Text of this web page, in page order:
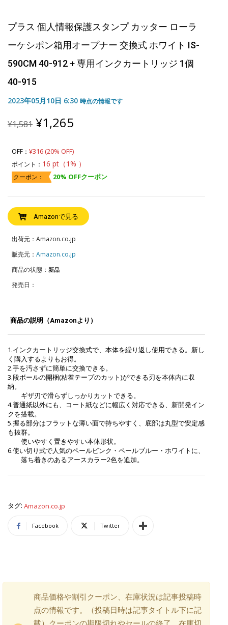
プラス 個人情報保護スタンプ カッター ローラ
ーケシポン箱用オープナー 交換式 ホワイト IS-
590CM 40-912 + 専用インクカートリッジ 1個
40-915
2023年05月10日 6:30 時点の情報です
¥1,581 Original
price
¥1,581.
¥1,265
¥1,265.
OFF： ¥316 (20% OFF)
ポイント： 16 pt（1% ）
クーポン： 20% OFFクーポン
Amazonで見る
出荷元：Amazon.co.jp
販売元： Amazon.co.jp
商品の状態： 新品
発売日：
商品の説明（Amazonより）
1.インクカートリッジ交換式で、本体を繰り返し使用できる。新し
く購入するよりもお得。
2.手を汚さずに簡単に交換できる。
3.段ボールの開梱(粘着テープのカット)ができる刃を本体内に収
納。
ギザ刃で滑らずしっかりカットできる。
4.普通紙以外にも、コート紙などに幅広く対応できる、新開発イン
クを搭載。
5.握る部分はフラットな薄い面で持ちやすく、底部は丸型で安定感
も抜群。
使いやすく置きやすい本体形状。
6.使い切り式で人気のペールピンク・ペールブルー・ホワイトに、
落ち着きのあるアースカラー2色を追加。
タグ: Amazon.co.jp
Facebook Twitter
商品価格や割引クーポン、在庫状況は記事投稿時
点の情報です。（投稿日時は記事タイトル下に記